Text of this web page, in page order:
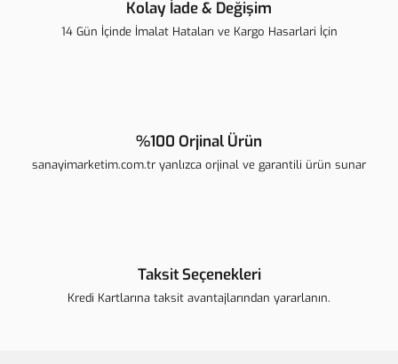
Kolay İade & Değişim
14 Gün İçinde İmalat Hataları ve Kargo Hasarlari İçin
%100 Orjinal Ürün
sanayimarketim.com.tr yanlızca orjinal ve garantili ürün sunar
Taksit Seçenekleri
Kredi Kartlarına taksit avantajlarından yararlanın.